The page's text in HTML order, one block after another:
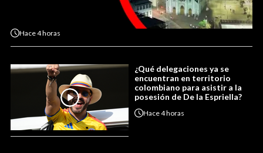
Hace4 horas
¿Qué delegaciones ya se
encuentran en territorio
colombiano para asistir a la
posesión de De la Espriella?
Hace4 horas